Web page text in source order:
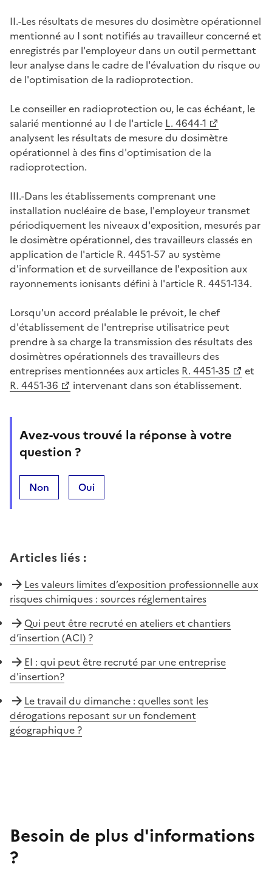
II.-Les résultats de mesures du dosimètre opérationnel
mentionné au I sont notifiés au travailleur concerné et
enregistrés par l'employeur dans un outil permettant
leur analyse dans le cadre de l'évaluation du risque ou
de l'optimisation de la radioprotection.
Le conseiller en radioprotection ou, le cas échéant, le
salarié mentionné au I de l'article L. 4644-1
analysent les résultats de mesure du dosimètre
opérationnel à des fins d'optimisation de la
radioprotection.
III.-Dans les établissements comprenant une
installation nucléaire de base, l'employeur transmet
périodiquement les niveaux d'exposition, mesurés par
le dosimètre opérationnel, des travailleurs classés en
application de l'article R. 4451-57 au système
d'information et de surveillance de l'exposition aux
rayonnements ionisants défini à l'article R. 4451-134.
Lorsqu'un accord préalable le prévoit, le chef
d'établissement de l'entreprise utilisatrice peut
prendre à sa charge la transmission des résultats des
dosimètres opérationnels des travailleurs des
entreprises mentionnées aux articles R. 4451-35
et
R. 4451-36
intervenant dans son établissement.
Avez-vous trouvé la réponse à votre
question ?
Non Oui
Articles liés :
Les valeurs limites d’exposition professionnelle aux
risques chimiques : sources réglementaires
Qui peut être recruté en ateliers et chantiers
d’insertion (ACI) ?
EI : qui peut être recruté par une entreprise
d'insertion?
Le travail du dimanche : quelles sont les
dérogations reposant sur un fondement
géographique ?
Besoin de plus d'informations
?